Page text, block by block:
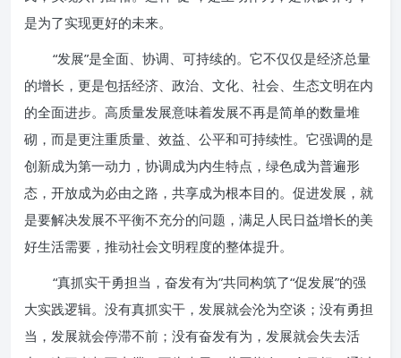
是为了实现更好的未来。
“发展”是全面、协调、可持续的。它不仅仅是经济总量
的增长，更是包括经济、政治、文化、社会、生态文明在内
的全面进步。高质量发展意味着发展不再是简单的数量堆
砌，而是更注重质量、效益、公平和可持续性。它强调的是
创新成为第一动力，协调成为内生特点，绿色成为普遍形
态，开放成为必由之路，共享成为根本目的。促进发展，就
是要解决发展不平衡不充分的问题，满足人民日益增长的美
好生活需要，推动社会文明程度的整体提升。
“真抓实干勇担当，奋发有为”共同构筑了“促发展”的强
大实践逻辑。没有真抓实干，发展就会沦为空谈；没有勇担
当，发展就会停滞不前；没有奋发有为，发展就会失去活